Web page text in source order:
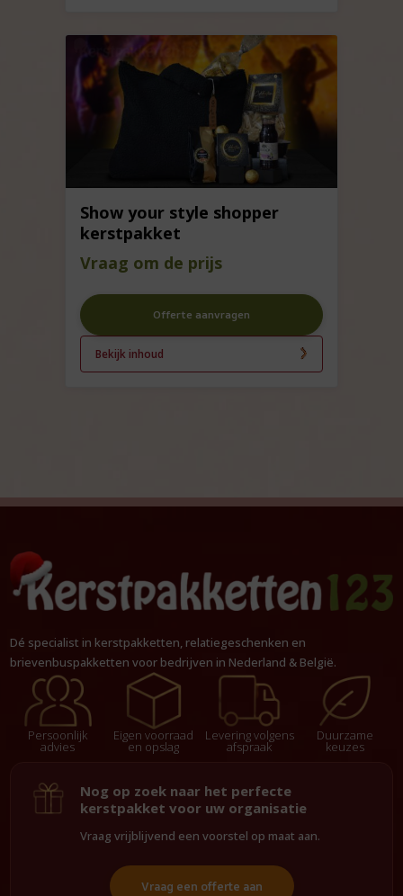
Show your style shopper
kerstpakket
Vraag om de prijs
Offerte aanvragen
Bekijk inhoud
Dé specialist in kerstpakketten, relatiegeschenken en
brievenbuspakketten voor bedrijven in Nederland & België.
Persoonlijk
advies
Eigen voorraad
en opslag
Levering volgens
afspraak
Duurzame
keuzes
Nog op zoek naar het perfecte
kerstpakket voor uw organisatie
Vraag vrijblijvend een voorstel op maat aan.
Vraag een offerte aan